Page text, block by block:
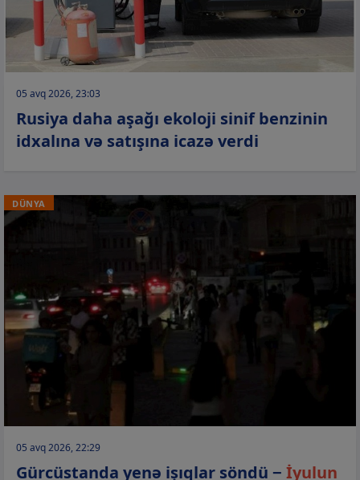
05 avq 2026, 23:03
Rusiya daha aşağı ekoloji sinif benzinin
idxalına və satışına icazə verdi
DÜNYA
05 avq 2026, 22:29
Gürcüstanda yenə işıqlar söndü − İyulun